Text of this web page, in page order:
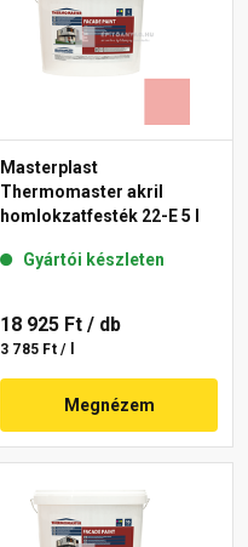
Masterplast
Thermomaster akril
homlokzatfesték 22-E 5 l
Gyártói készleten
18 925 Ft / db
3 785 Ft / l
Megnézem